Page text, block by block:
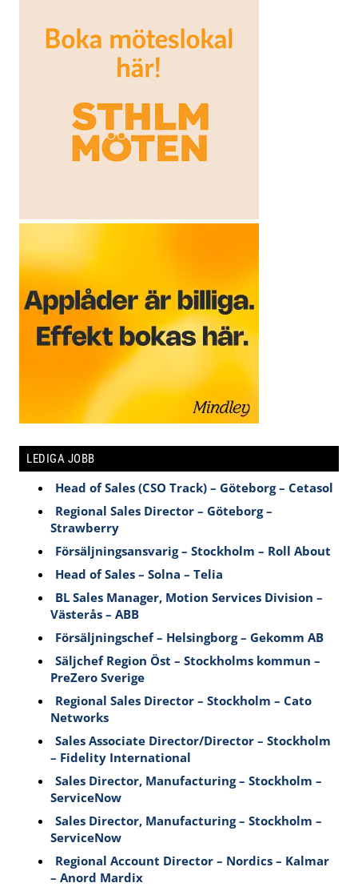
LEDIGA JOBB
Head of Sales (CSO Track) – Göteborg – Cetasol
Regional Sales Director – Göteborg –
Strawberry
Försäljningsansvarig – Stockholm – Roll About
Head of Sales – Solna – Telia
BL Sales Manager, Motion Services Division –
Västerås – ABB
Försäljningschef – Helsingborg – Gekomm AB
Säljchef Region Öst – Stockholms kommun –
PreZero Sverige
Regional Sales Director – Stockholm – Cato
Networks
Sales Associate Director/Director – Stockholm
– Fidelity International
Sales Director, Manufacturing – Stockholm –
ServiceNow
Sales Director, Manufacturing – Stockholm –
ServiceNow
Regional Account Director – Nordics – Kalmar
– Anord Mardix